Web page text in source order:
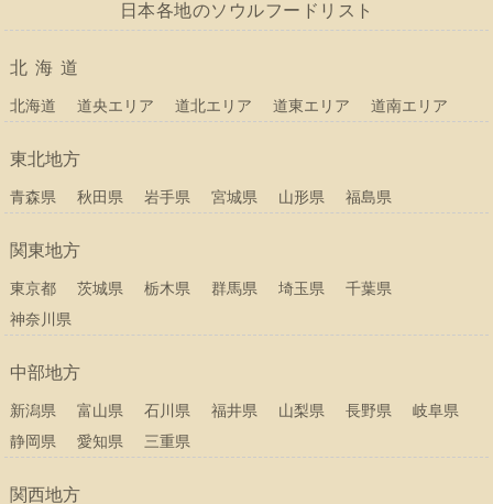
日本各地のソウルフードリスト
北海道
北海道 道央エリア 道北エリア 道東エリア 道南エリア
東北地方
青森県 秋田県 岩手県 宮城県 山形県 福島県
関東地方
東京都 茨城県 栃木県 群馬県 埼玉県
千葉県
神奈川県
中部地方
新潟県 富山県 石川県 福井県 山梨県 長野県
岐阜県
静岡県
愛知県 三重県
関西地方